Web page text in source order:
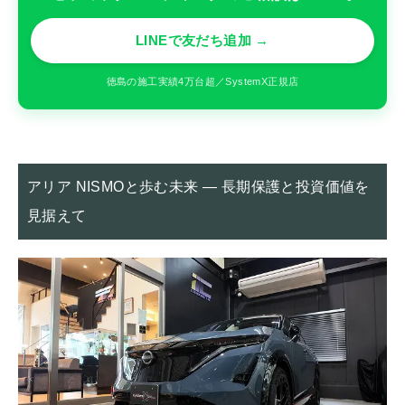
LINEで友だち追加 →
徳島の施工実績4万台超／SystemX正規店
アリア NISMOと歩む未来 ― 長期保護と投資価値を
見据えて